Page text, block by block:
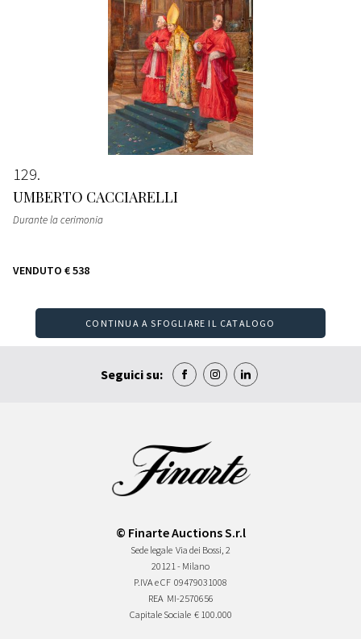
129
UMBERTO CACCIARELLI
Durante la cerimonia
VENDUTO € 538
CONTINUA A SFOGLIARE IL CATALOGO
Seguici su:
© Finarte Auctions S.r.l
Sede legale Via dei Bossi, 2
20121 - Milano
P.IVA e CF 09479031008
REA MI-2570656
Capitale Sociale € 100.000